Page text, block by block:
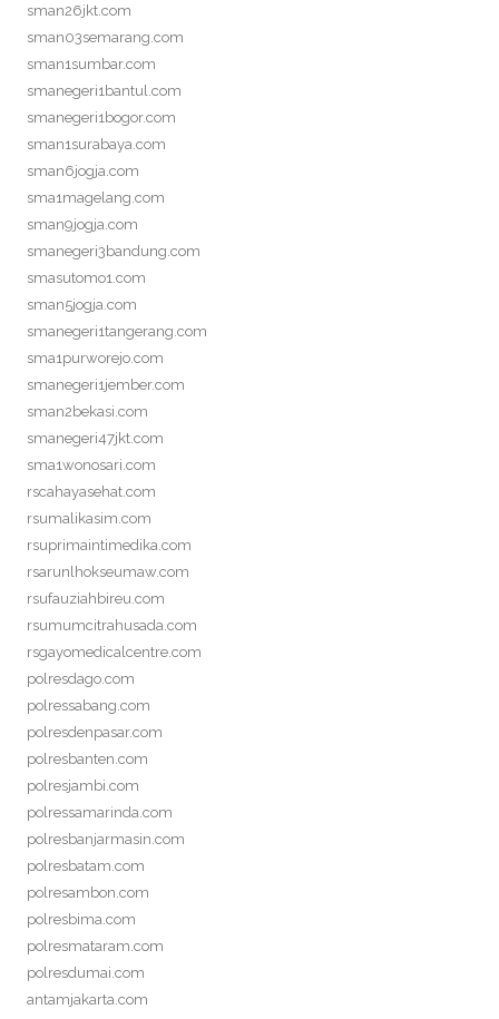
sman26jkt.com
sman03semarang.com
sman1sumbar.com
smanegeri1bantul.com
smanegeri1bogor.com
sman1surabaya.com
sman6jogja.com
sma1magelang.com
sman9jogja.com
smanegeri3bandung.com
smasutomo1.com
sman5jogja.com
smanegeri1tangerang.com
sma1purworejo.com
smanegeri1jember.com
sman2bekasi.com
smanegeri47jkt.com
sma1wonosari.com
rscahayasehat.com
rsumalikasim.com
rsuprimaintimedika.com
rsarunlhokseumaw.com
rsufauziahbireu.com
rsumumcitrahusada.com
rsgayomedicalcentre.com
polresdago.com
polressabang.com
polresdenpasar.com
polresbanten.com
polresjambi.com
polressamarinda.com
polresbanjarmasin.com
polresbatam.com
polresambon.com
polresbima.com
polresmataram.com
polresdumai.com
antamjakarta.com